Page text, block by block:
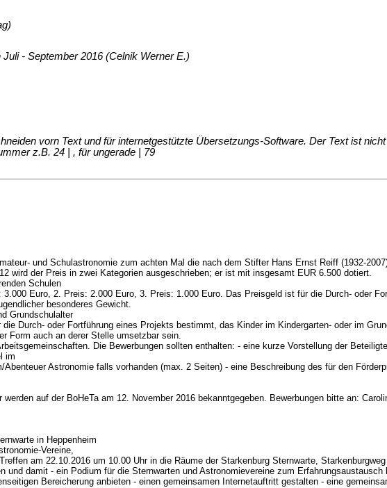
- September 2016 (Celnik Werner E.)
vorn Text und für internetgestützte Übersetzungs-Software. Der Text ist
z.B. 24 | , für ungerade | 79
und Schulastronomie zum achten Mal die nach dem Stifter Hans Ernst Reiff (1932-
wird der Preis in zwei Kategorien ausgeschrieben; er ist mit insgesamt EUR 6.500 dotiert.
Schulen
Euro, 2. Preis: 2.000 Euro, 3. Preis: 1.000 Euro. Das Preisgeld ist für die Durch- oder
besonderes Gewicht.
Grundschulalter
Durch- oder Fortführung eines Projekts bestimmt, das Kinder im Kindergarten- oder im
Form auch an derer Stelle umsetzbar sein.
Die Bewerbungen sollten enthalten: - eine kurze Vorstellung der
im
Astronomie falls vorhanden (max. 2 Seiten) - eine Beschreibung des für den
auf der BoHeTa am 12. November 2016 bekanntgegeben. Bewerbungen bitte an:
in Heppenheim
Vereine,
am 22.10.2016 um 10.00 Uhr in die Räume der Starkenburg Sternwarte,
und damit - ein Podium für die Sternwarten und Astronomievereine zum
Bereicherung anbieten - einen gemeinsamen Internetauftritt gestalten - eine